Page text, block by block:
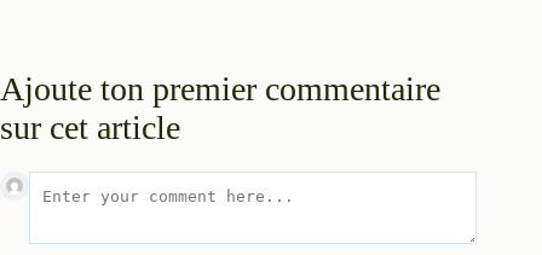
Ajoute ton premier commentaire
sur cet article